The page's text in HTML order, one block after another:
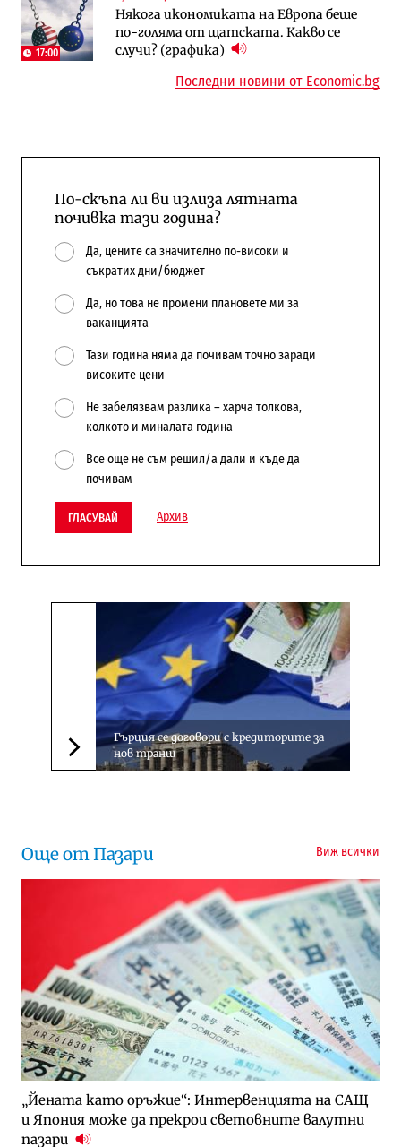
17:00
Някога икономиката на Европа беше
по-голяма от щатската. Какво се
случи? (графика)
няколко седмици, ако сушата продължи
попадат в капан на обществените
поръчки?
Последни новини от Economic.bg
По-скъпа ли ви излиза лятната
почивка тази година?
Да, цените са значително по-високи и
съкратих дни/бюджет
Да, но това не промени плановете ми за
ваканцията
Тази година няма да почивам точно заради
високите цени
Не забелязвам разлика – харча толкова,
колкото и миналата година
Все още не съм решил/а дали и къде да
почивам
ГЛАСУВАЙ Архив
Следваща новина
Гърция се договори с кредиторите за
нов транш
Още от Пазари Виж всички
„Йената като оръжие“: Интервенцията на САЩ
и Япония може да прекрои световните валутни
пазари